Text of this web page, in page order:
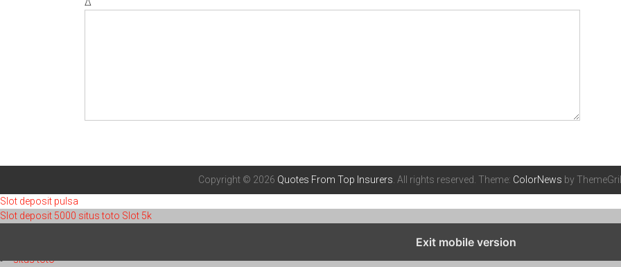
Copyright © 2026 Quotes From Top Insurers . All rights reserved. Theme: ColorNews by
Slot deposit pulsa
Slot deposit 5000 situs toto Slot 5k
Exit mobile version
situs toto